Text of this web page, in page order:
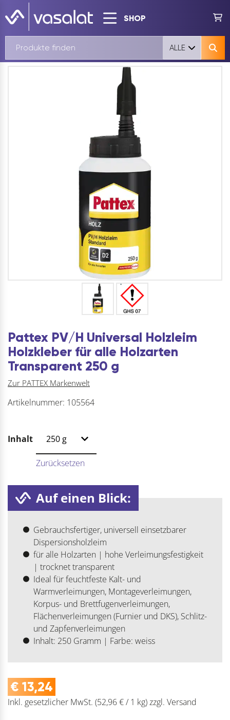
SHOP
ALLE
Pattex PV/H Universal Holzleim
Holzkleber für alle Holzarten
Transparent 250 g
Zur PATTEX Markenwelt
Artikelnummer: 105564
Inhalt
Zurücksetzen
Auf einen Blick:
Gebrauchsfertiger, universell einsetzbarer
Dispersionsholzleim
für alle Holzarten | hohe Verleimungsfestigkeit
| trocknet transparent
Ideal für feuchtfeste Kalt- und
Warmverleimungen, Montageverleimungen,
Korpus- und Brettfugenverleimungen,
Flächenverleimungen (Furnier und DKS), Schlitz-
und Zapfenverleimungen
Inhalt: 250 Gramm | Farbe: weiss
€ 13,24
Inkl. gesetzlicher MwSt. (52,96 € / 1 kg)zzgl. Versand